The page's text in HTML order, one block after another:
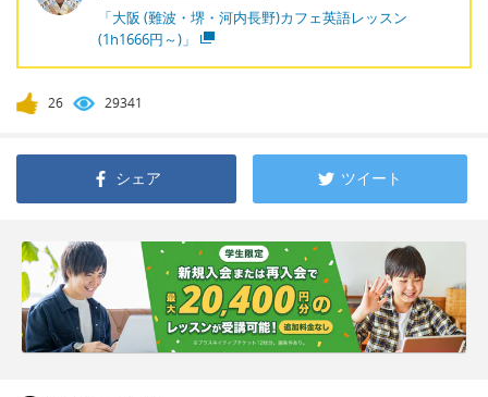
「大阪 (難波・堺・河内長野)カフェ英語レッスン
(1h1666円～)」
26 29341
シェア ツイート